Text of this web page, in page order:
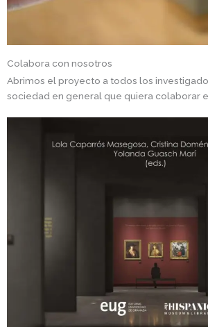
Colabora con nosotros
Abrimos el proyecto a todos los
sociedad en general que quiera colaborar